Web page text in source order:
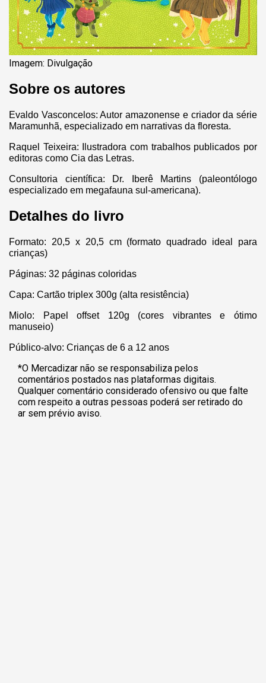
Imagem: Divulgação
Sobre os autores
Evaldo Vasconcelos: Autor amazonense e criador da série
Maramunhã, especializado em narrativas da floresta.
Raquel Teixeira: Ilustradora com trabalhos publicados por
editoras como Cia das Letras.
Consultoria científica: Dr. Iberê Martins (paleontólogo
especializado em megafauna sul-americana).
Detalhes do livro
Formato: 20,5 x 20,5 cm (formato quadrado ideal para
crianças)
Páginas: 32 páginas coloridas
Capa: Cartão triplex 300g (alta resistência)
Miolo: Papel offset 120g (cores vibrantes e ótimo
manuseio)
Público-alvo: Crianças de 6 a 12 anos
*O Mercadizar não se responsabiliza pelos
comentários postados nas plataformas digitais.
Qualquer comentário considerado ofensivo ou que falte
com respeito a outras pessoas poderá ser retirado do
ar sem prévio aviso.